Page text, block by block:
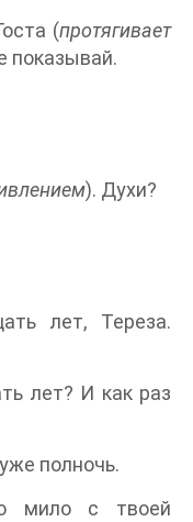
(протягивает
показывай.
). Духи?
лет, Тереза.
лет? И как раз
полночь.
мило с твоей